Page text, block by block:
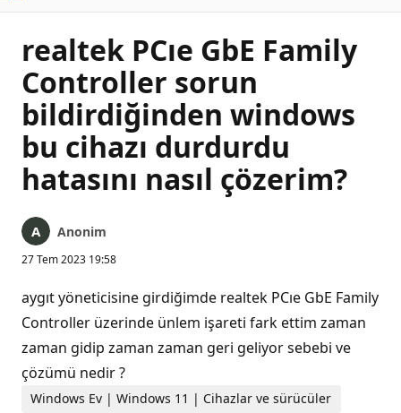
realtek PCıe GbE Family
Controller sorun
bildirdiğinden windows
bu cihazı durdurdu
hatasını nasıl çözerim?
Anonim
27 Tem 2023 19:58
aygıt yöneticisine girdiğimde realtek PCıe GbE Family
Controller üzerinde ünlem işareti fark ettim zaman
zaman gidip zaman zaman geri geliyor sebebi ve
çözümü nedir ?
Windows Ev | Windows 11 | Cihazlar ve sürücüler